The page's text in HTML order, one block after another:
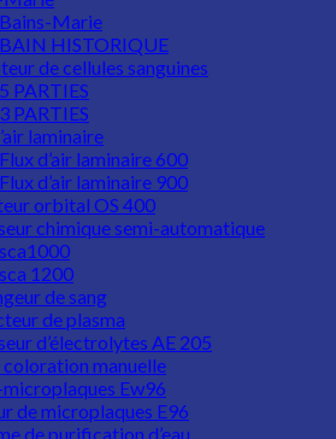
Bains-Marie
BAIN HISTORIQUE
de cellules sanguines
5 PARTIES
3 PARTIES
laminaire
Flux d’air laminaire 600
Flux d’air laminaire 900
orbital OS 400
chimique semi-automatique
sca1000
sca 1200
de sang
de plasma
d’électrolytes AE 205
manuelle
microplaques Ew96
de microplaques E96
de purification d’eau